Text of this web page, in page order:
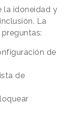
la idoneidad y
La
de
de